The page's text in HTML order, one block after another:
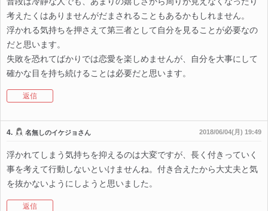
考えたくはありませんがだまされることもあるかもしれません。
浮かれる気持ちを押さえて第三者として自分を見ることが必要なの
だと思います。
失敗を恐れてばかりでは恋愛を楽しめませんが、自分を大事にして
確かな目を持ち続けることは必要だと思います。
返信
4. 名無しのイケジョさん 2018/06/04(月) 19:49
浮かれてしまう気持ちを抑えるのは大変ですが、長く付きっていく
事を考えて行動しないといけませんね。付き合えたから大丈夫と気
を抜かないようにしようと思いました。
返信